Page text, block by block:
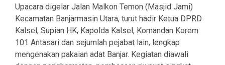
Upacara digelar Jalan Malkon Temon (Masjid Jami)
Kecamatan Banjarmasin Utara, turut hadir Ketua DPRD
Kalsel, Supian HK, Kapolda Kalsel, Komandan Korem
101 Antasari dan sejumlah pejabat lain, lengkap
mengenakan pakaian adat Banjar. Kegiatan diawali